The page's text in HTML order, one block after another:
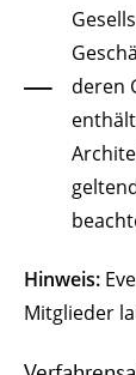
deren
Hinweis:
Mitglieder